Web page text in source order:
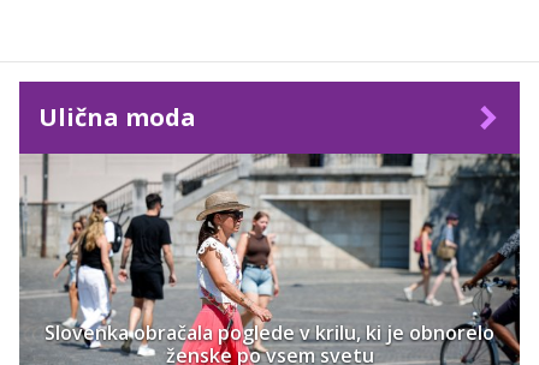
Ulična moda
Slovenka obračala poglede v krilu, ki je obnorelo
ženske po vsem svetu